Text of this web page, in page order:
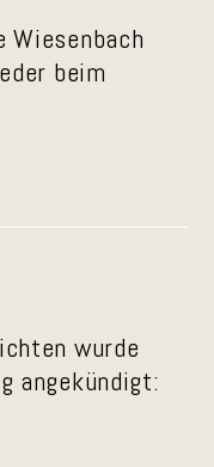
Wiesenbach
beim
wurde
angekündigt: